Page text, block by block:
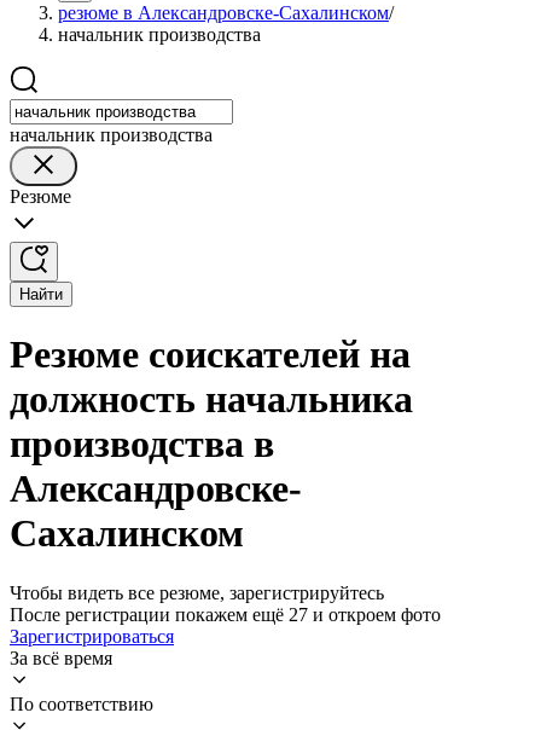
резюме в Александровске-Сахалинском/
начальник производства
начальник производства
Резюме
Найти
Резюме соискателей на
должность начальника
производства в
Александровске-
Сахалинском
Чтобы видеть все резюме, зарегистрируйтесь
После регистрации покажем ещё 27 и откроем фото
Зарегистрироваться
За всё время
По соответствию